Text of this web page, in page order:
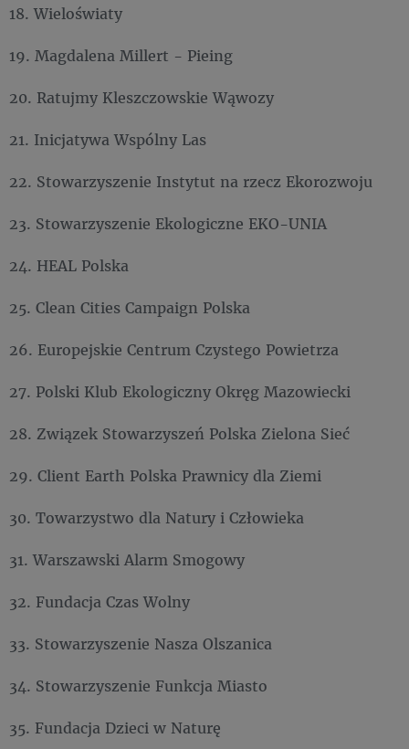
18. Wieloświaty
19. Magdalena Millert - Pieing
20. Ratujmy Kleszczowskie Wąwozy
21. Inicjatywa Wspólny Las
22. Stowarzyszenie Instytut na rzecz Ekorozwoju
23. Stowarzyszenie Ekologiczne EKO-UNIA
24. HEAL Polska
25. Clean Cities Campaign Polska
26. Europejskie Centrum Czystego Powietrza
27. Polski Klub Ekologiczny Okręg Mazowiecki
28. Związek Stowarzyszeń Polska Zielona Sieć
29. Client Earth Polska Prawnicy dla Ziemi
30. Towarzystwo dla Natury i Człowieka
31. Warszawski Alarm Smogowy
32. Fundacja Czas Wolny
33. Stowarzyszenie Nasza Olszanica
34. Stowarzyszenie Funkcja Miasto
35. Fundacja Dzieci w Naturę